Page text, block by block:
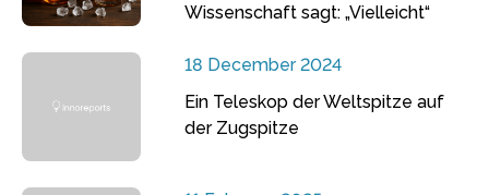
Wissenschaft sagt: „Vielleicht“
18 December 2024
Ein Teleskop der Weltspitze auf
der Zugspitze